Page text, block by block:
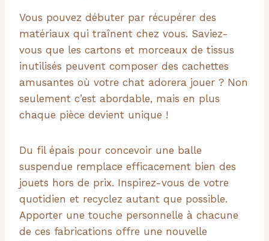
Vous pouvez débuter par récupérer des
matériaux qui traînent chez vous. Saviez-
vous que les cartons et morceaux de tissus
inutilisés peuvent composer des cachettes
amusantes où votre chat adorera jouer ? Non
seulement c’est abordable, mais en plus
chaque pièce devient unique !
Du fil épais pour concevoir une balle
suspendue remplace efficacement bien des
jouets hors de prix. Inspirez-vous de votre
quotidien et recyclez autant que possible.
Apporter une touche personnelle à chacune
de ces fabrications offre une nouvelle